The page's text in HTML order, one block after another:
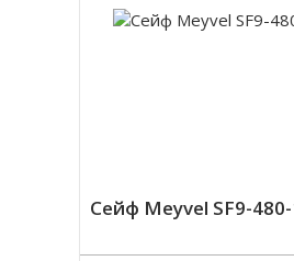
Сейф Meyvel SF9-